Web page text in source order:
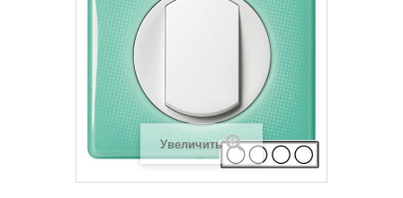
Увеличить